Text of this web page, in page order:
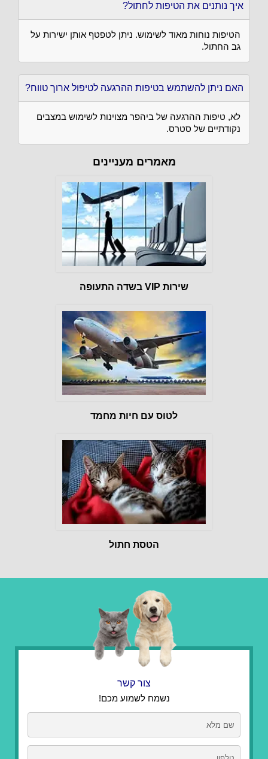
איך נותנים את הטיפות לחתול?
הטיפות נוחות מאוד לשימוש. ניתן לטפטף אותן ישירות על
גב החתול.
האם ניתן להשתמש בטיפות ההרגעה לטיפול ארוך טווח?
לא, טיפות ההרגעה של ביהפר מצוינות לשימוש במצבים
נקודתיים של סטרס.
מאמרים מעניינים
שירות VIP בשדה התעופה
לטוס עם חיות מחמד
הטסת חתול
צור קשר
נשמח לשמוע מכם!